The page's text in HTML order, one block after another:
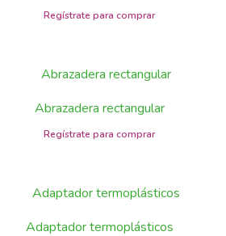
Abrazadera rectangular
Adaptador termoplásticos